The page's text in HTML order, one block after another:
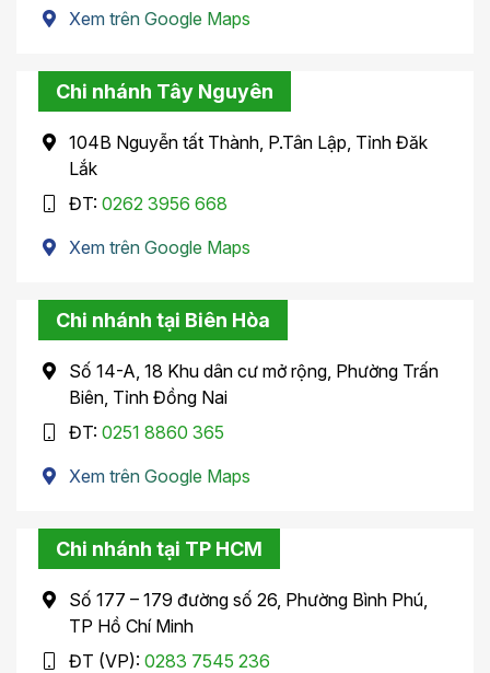
Xem trên Google Maps
Chi nhánh Tây Nguyên
104B Nguyễn tất Thành, P.Tân Lập, Tỉnh Đăk
Lắk
ĐT: 0262 3956 668
Xem trên Google Maps
Chi nhánh tại Biên Hòa
Số 14-A, 18 Khu dân cư mở rộng, Phường Trấn
Biên, Tỉnh Đồng Nai
ĐT: 0251 8860 365
Xem trên Google Maps
Chi nhánh tại TP HCM
Số 177 – 179 đường số 26, Phường Bình Phú,
TP Hồ Chí Minh
ĐT (VP): 0283 7545 236